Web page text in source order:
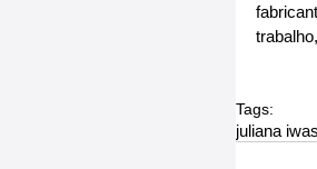
Tags:
juliana